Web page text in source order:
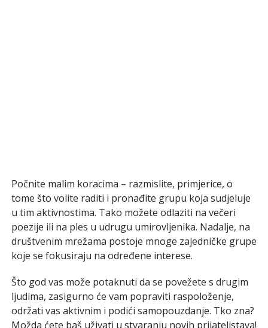
Počnite malim koracima – razmislite, primjerice, o
tome što volite raditi i pronađite grupu koja sudjeluje
u tim aktivnostima. Tako možete odlaziti na večeri
poezije ili na ples u udrugu umirovljenika. Nadalje, na
društvenim mrežama postoje mnoge zajedničke grupe
koje se fokusiraju na određene interese.
Što god vas može potaknuti da se povežete s drugim
ljudima, zasigurno će vam popraviti raspoloženje,
održati vas aktivnim i podići samopouzdanje. Tko zna?
Možda ćete baš uživati u stvaranju novih prijateljstava!